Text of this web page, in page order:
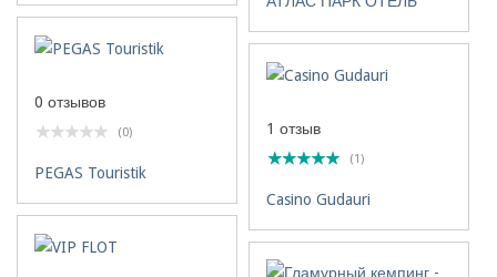
0 отзывов
(0)
PEGAS Touristik
1 отзыв
(1)
Casino Gudauri